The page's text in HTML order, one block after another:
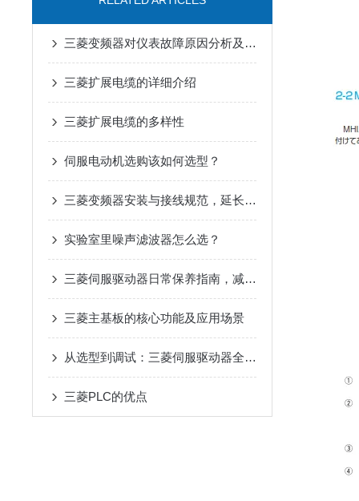
三菱变频器对仪表故障原因分析及解决措施
三菱扩展电缆的详细介绍
三菱扩展电缆的多样性
伺服电动机选购该如何选型？
三菱变频器安装与接线规范，延长设备寿命要点
实验室里噪声滤波器怎么选？
三菱伺服驱动器日常保养指南，减少高温过载停机故障
三菱主基板的核心功能及应用场景
从选型到调试：三菱伺服驱动器全流程应用指南，新手也能快速上手
三菱PLC的优点